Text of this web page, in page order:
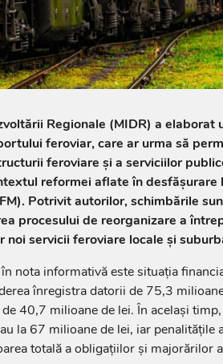
Regionale (MIDR) a elaborat
feroviar, care ar urma să
feroviare și a serviciilor
reformei aflate în desfășurare
Potrivit autorilor, schimbările
procesului de reorganizare a
servicii feroviare locale și
nota informativă este situația
înregistra datorii de 75,3
40,7 milioane de lei. În același
la 67 milioane de lei, iar penalitățile
totală a obligațiilor și majorărilor